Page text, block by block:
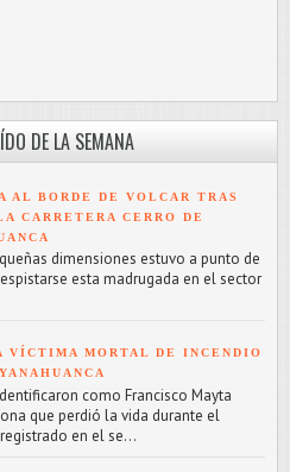
DE LA SEMANA
AL BORDE DE VOLCAR TRAS
CARRETERA CERRO DE
dimensiones estuvo a punto de
esta madrugada en el sector
VÍCTIMA MORTAL DE INCENDIO
como Francisco Mayta
que perdió la vida durante el
en el se...